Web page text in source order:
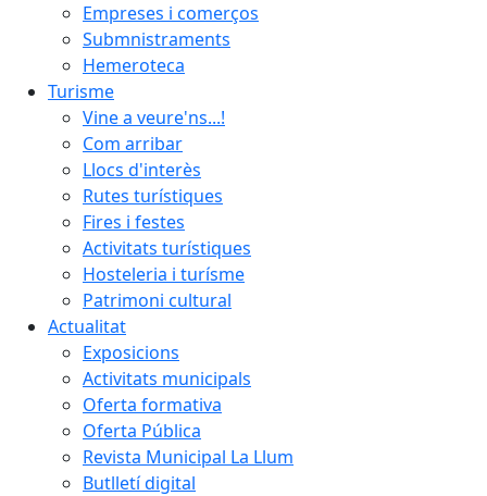
Empreses i comerços
Submnistraments
Hemeroteca
Turisme
Vine a veure'ns...!
Com arribar
Llocs d'interès
Rutes turístiques
Fires i festes
Activitats turístiques
Hosteleria i turísme
Patrimoni cultural
Actualitat
Exposicions
Activitats municipals
Oferta formativa
Oferta Pública
Revista Municipal La Llum
Butlletí digital